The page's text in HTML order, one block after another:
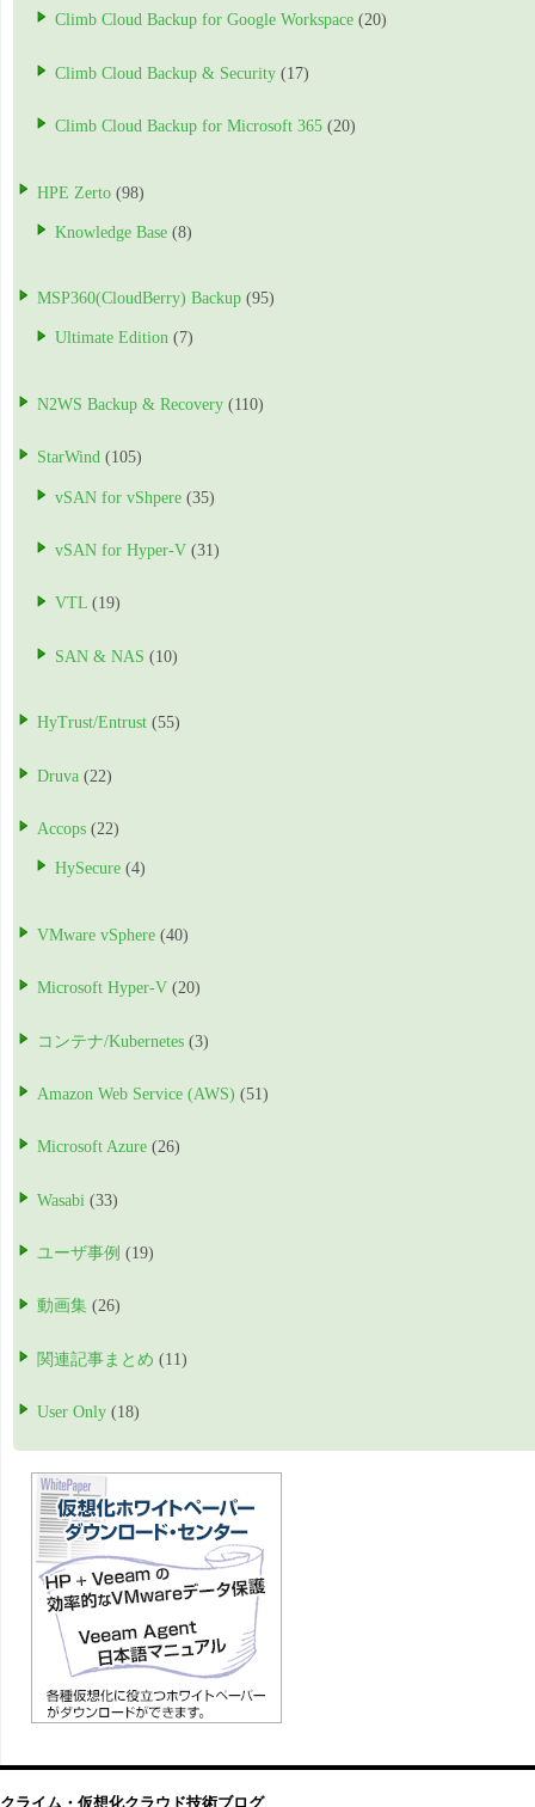
Climb Cloud Backup for Google Workspace (20)
Climb Cloud Backup & Security (17)
Climb Cloud Backup for Microsoft 365 (20)
HPE Zerto (98)
Knowledge Base (8)
MSP360(CloudBerry) Backup (95)
Ultimate Edition (7)
N2WS Backup & Recovery (110)
StarWind (105)
vSAN for vShpere (35)
vSAN for Hyper-V (31)
VTL (19)
SAN & NAS (10)
HyTrust/Entrust (55)
Druva (22)
Accops (22)
HySecure (4)
VMware vSphere (40)
Microsoft Hyper-V (20)
コンテナ/Kubernetes (3)
Amazon Web Service (AWS) (51)
Microsoft Azure (26)
Wasabi (33)
ユーザ事例 (19)
動画集 (26)
関連記事まとめ (11)
User Only (18)
クライム・仮想化クラウド技術ブログ